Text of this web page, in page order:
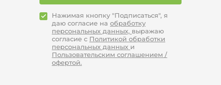
Нажимая кнопку "Подписаться", я
даю согласие на обработку
персональных данных, выражаю
согласие с Политикой обработки
персональных данных и
Пользовательским соглашением /
офертой.